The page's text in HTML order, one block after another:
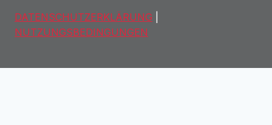
DATENSCHUTZERKLÄRUNG
NUTZUNGSBEDINGUNGEN